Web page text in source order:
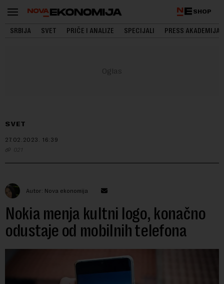
SHOP
SRBIJA SVET PRIČE I ANALIZE SPECIJALI PRESS AKADEMIJA
SVET
27.02.2023. 16:39
021
Autor: Nova ekonomija
Nokia menja kultni logo, konačno
odustaje od mobilnih telefona